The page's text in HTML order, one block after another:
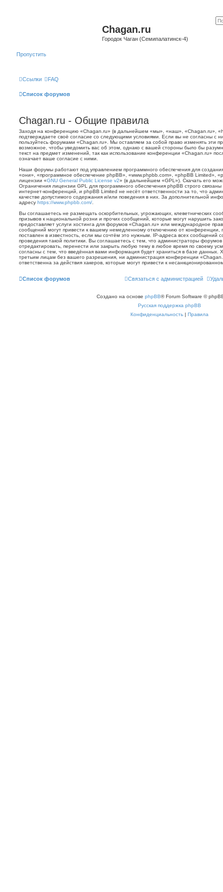
Chagan.ru
Городок Чаган (Семипалатинск-4)
Пропустить
Ссылки FAQ
Список форумов
Chagan.ru - Общие правила
Заходя на конференцию «Chagan.ru» (в дальнейшем «мы», «наш», «Chagan.ru»,
подтверждаете своё согласие со следующими условиями. Если вы не согласны с
пользуйтесь форумами «Chagan.ru». Мы оставляем за собой право изменять эти
возможное, чтобы уведомить вас об этом, однако с вашей стороны было бы
текст на предмет изменений, так как использование конференции «Chagan.ru»
означает ваше согласие с ними.
Наши форумы работают под управлением программного обеспечения для
«они», «программное обеспечение phpBB», «www.phpbb.com», «phpBB Limited»,
лицензии «GNU General Public License v2» (в дальнейшем «GPL»). Скачать его
Ограничения лицензии GPL для программного обеспечения phpBB строго
интернет-конференций, и phpBB Limited не несёт ответственности за то, что
качестве допустимого содержания и/или поведения в них. За дополнительной
адресу https://www.phpbb.com/
Вы соглашаетесь не размещать оскорбительных, угрожающих, клеветнических
призывов к национальной розни и прочих сообщений, которые могут нарушить
предоставляет услуги хостинга для форумов «Chagan.ru» или международное
сообщений могут привести к вашему немедленному отключению от конференции,
поставлен в известность, если мы сочтём это нужным. IP-адреса всех сообщений
проведения такой политики. Вы соглашаетесь с тем, что администраторы
отредактировать, перенести или закрыть любую тему в любое время по своему
согласны с тем, что введённая вами информация будет храниться в базе данных.
третьим лицам без вашего разрешения, ни администрация конференции
ответственна за действия хакеров, которые могут привести к
Список форумов Связаться с администрацией
Создано на основе phpBB® Forum Software ©
Русская поддержка phpBB
Конфиденциальность | Правила